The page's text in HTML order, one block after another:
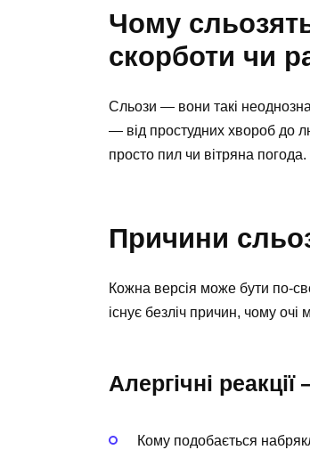
Чому
скорботи чи
Сльози — вони такі
— від простудних хвороб до
просто пил чи вітряна погода.
Причини
Кожна версія може бути по-
існує безліч причин, чому очі
Алергічні
Кому подобається